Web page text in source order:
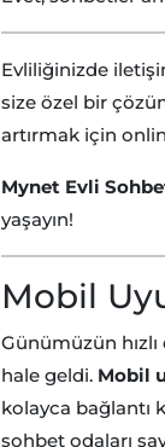
Evliliğinizde
size özel bir
artırmak için
Mynet Evli
yaşayın!
Mobil
Günümüzün
hale geldi. Mobil
kolayca bağlantı
sohbet odaları